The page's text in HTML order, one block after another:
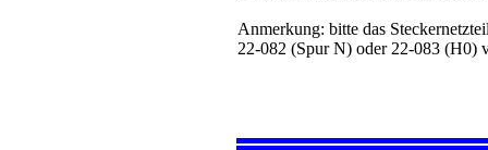
Anmerkung: bitte das
22-082 (Spur N) oder 22-083 (H0)